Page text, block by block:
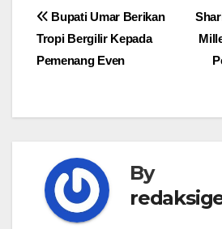
Navigasi
pos
Bupati Umar Berikan
Tropi Bergilir Kepada
Pemenang Even
By